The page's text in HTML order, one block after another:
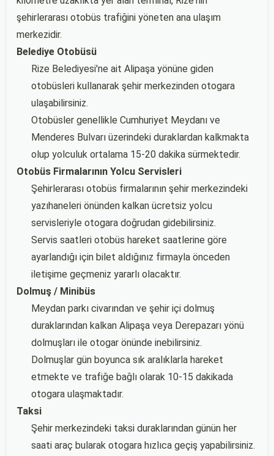
şehirlerarası otobüs trafiğini yöneten ana ulaşım
merkezidir.
Belediye Otobüsü
Rize Belediyesi'ne ait Alipaşa yönüne giden
otobüsleri kullanarak şehir merkezinden otogara
ulaşabilirsiniz.
Otobüsler genellikle Cumhuriyet Meydanı ve
Menderes Bulvarı üzerindeki duraklardan kalkmakta
olup yolculuk ortalama 15-20 dakika sürmektedir.
Otobüs Firmalarının Yolcu Servisleri
Şehirlerarası otobüs firmalarının şehir merkezindeki
yazıhaneleri önünden kalkan ücretsiz yolcu
servisleriyle otogara doğrudan gidebilirsiniz.
Servis saatleri otobüs hareket saatlerine göre
ayarlandığı için bilet aldığınız firmayla önceden
iletişime geçmeniz yararlı olacaktır.
Dolmuş / Minibüs
Meydan parkı civarından ve şehir içi dolmuş
duraklarından kalkan Alipaşa veya Derepazarı yönü
dolmuşları ile otogar önünde inebilirsiniz.
Dolmuşlar gün boyunca sık aralıklarla hareket
etmekte ve trafiğe bağlı olarak 10-15 dakikada
otogara ulaşmaktadır.
Taksi
Şehir merkezindeki taksi duraklarından günün her
saati araç bularak otogara hızlıca geçiş yapabilirsiniz.